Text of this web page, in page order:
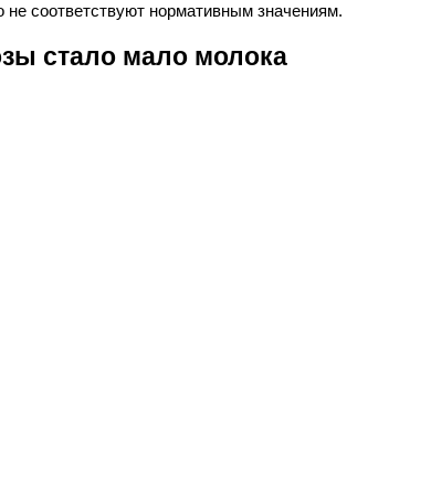
не соответствуют нормативным значениям.
стало мало молока